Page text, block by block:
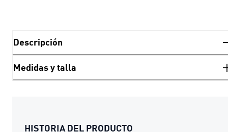
Descripción
Medidas y talla
HISTORIA DEL PRODUCTO